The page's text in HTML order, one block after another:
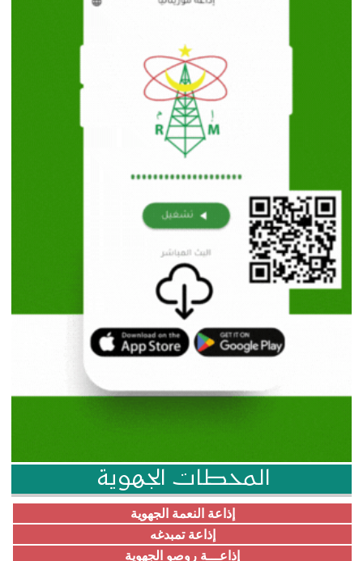
المحطات الجهوية
إذاعة النعمة الجهوية
إذاعة تمبدغه
إذاعـــة روصو الجهوية